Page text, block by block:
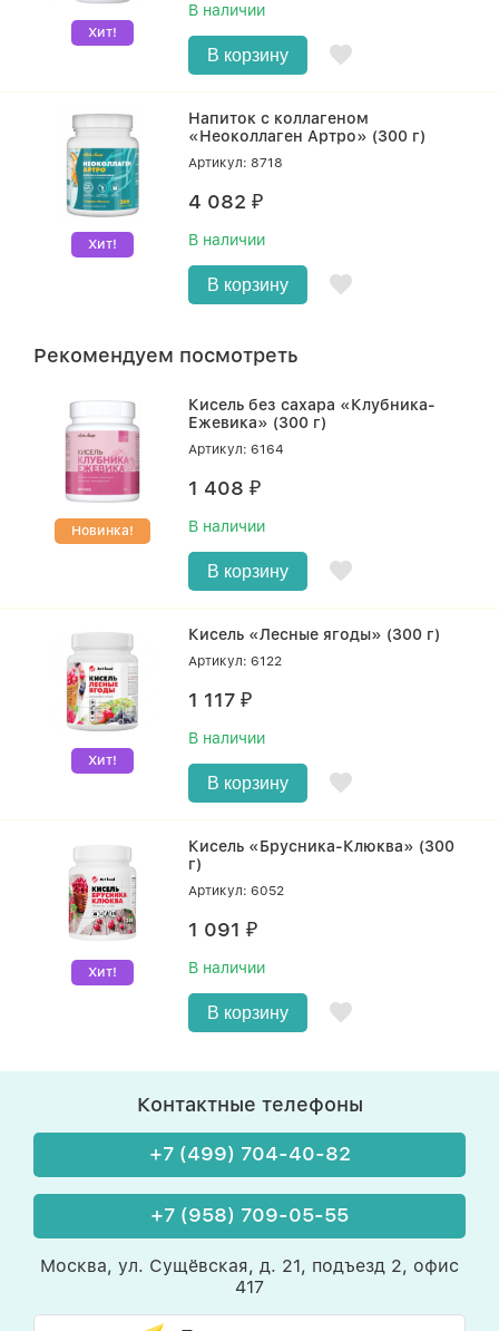
Хит!
В наличии
В корзину
Хит!
Напиток с коллагеном
«Неоколлаген Артро» (300 г)
Артикул: 8718
4 082₽
В наличии
В корзину
Рекомендуем посмотреть
Новинка!
Кисель без сахара «Клубника-
Ежевика» (300 г)
Артикул: 6164
1 408₽
В наличии
В корзину
Хит!
Кисель «Лесные ягоды» (300 г)
Артикул: 6122
1 117₽
В наличии
В корзину
Хит!
Кисель «Брусника-Клюква» (300
г)
Артикул: 6052
1 091₽
В наличии
В корзину
Контактные телефоны
+7 (499) 704-40-82
+7 (958) 709-05-55
Москва, ул. Сущёвская, д. 21, подъезд 2, офис
417